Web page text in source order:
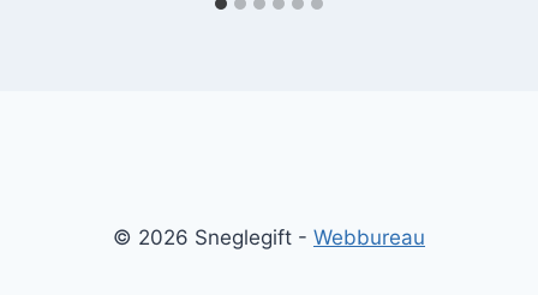
© 2026 Sneglegift - Webbureau